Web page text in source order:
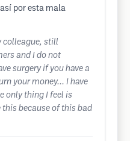
por esta mala
colleague, still
and I do not
surgery if you have a
your money... I have
only thing I feel is
because of this bad